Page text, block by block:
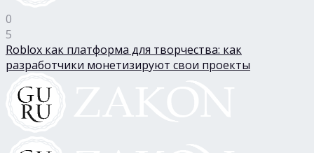
0
5
Roblox как платформа для творчества: как
разработчики монетизируют свои проекты